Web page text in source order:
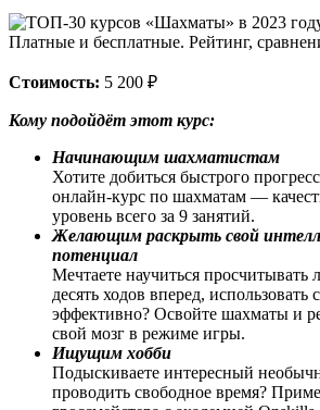
Стоимость: 5 200 ₽
Кому подойдёт этот курс:
Начинающим шахматистам
Хотите добиться быстрого
онлайн-курс по шахматам —
уровень всего за 9 занятий.
Желающим раскрыть свой
потенциал
Мечтаете научиться
десять ходов вперед, использовать
эффективно? Освойте шахматы и
свой мозг в режиме игры.
Ищущим хобби
Подыскиваете интересный
проводить свободное время?